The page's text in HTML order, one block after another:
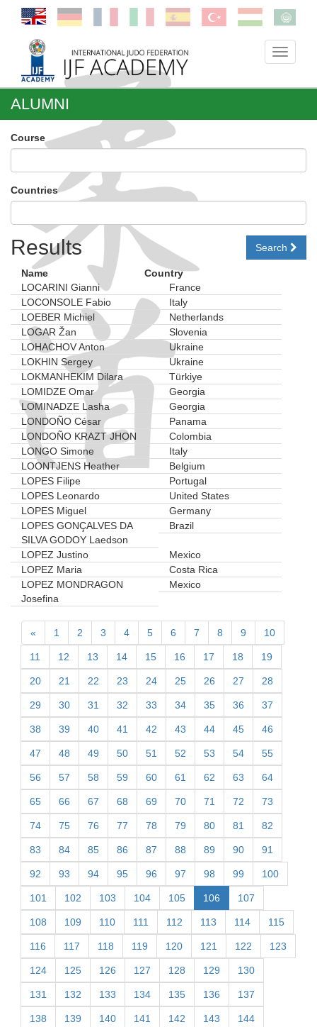
Toggle
ALUMNI
Course
Countries
Search
Results
Name
Country
LOCARINI Gianni
France
LOCONSOLE Fabio
Italy
LOEBER Michiel
Netherlands
LOGAR Žan
Slovenia
LOHACHOV Anton
Ukraine
LOKHIN Sergey
Ukraine
LOKMANHEKIM Dilara
Türkiye
LOMIDZE Omar
Georgia
LOMINADZE Lasha
Georgia
LONDOÑO César
Panama
LONDOÑO KRAZT JHON
Colombia
LONGO Simone
Italy
LOONTJENS Heather
Belgium
LOPES Filipe
Portugal
LOPES Leonardo
United States
LOPES Miguel
Germany
LOPES GONÇALVES DA
SILVA GODOY Laedson
Brazil
LOPEZ Justino
Mexico
LOPEZ Maria
Costa Rica
LOPEZ MONDRAGON
Josefina
Mexico
« 1 2 3 4 5 6 7 8 9 10
11 12 13 14 15 16 17 18 19
20 21 22 23 24 25 26 27 28
29 30 31 32 33 34 35 36 37
38 39 40 41 42 43 44 45 46
47 48 49 50 51 52 53 54 55
56 57 58 59 60 61 62 63 64
65 66 67 68 69 70 71 72 73
74 75 76 77 78 79 80 81 82
83 84 85 86 87 88 89 90 91
92 93 94 95 96 97 98 99 100
101 102 103 104 105 106 107
108 109 110 111 112 113 114 115
116 117 118 119 120 121 122 123
124 125 126 127 128 129 130
131 132 133 134 135 136 137
138 139 140 141 142 143 144